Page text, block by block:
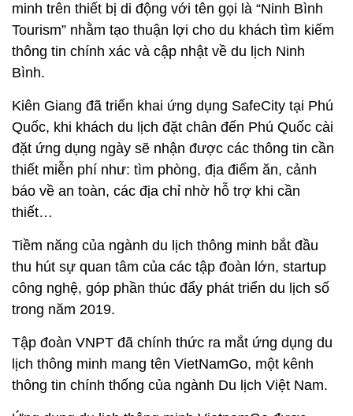
minh trên thiết bị di động với tên gọi là “Ninh Bình
Tourism” nhằm tạo thuận lợi cho du khách tìm kiếm
thông tin chính xác và cập nhật về du lịch Ninh
Bình.
Kiên Giang đã triển khai ứng dụng SafeCity tại Phú
Quốc, khi khách du lịch đặt chân đến Phú Quốc cài
đặt ứng dụng ngày sẽ nhận được các thông tin cần
thiết miễn phí như: tìm phòng, địa điểm ăn, cảnh
báo về an toàn, các địa chỉ nhờ hỗ trợ khi cần
thiết…
Tiềm năng của ngành du lịch thông minh bắt đầu
thu hút sự quan tâm của các tập đoàn lớn, startup
công nghệ, góp phần thúc đẩy phát triển du lịch số
trong năm 2019.
Tập đoàn VNPT đã chính thức ra mắt ứng dụng du
lịch thông minh mang tên VietNamGo, một kênh
thông tin chính thống của ngành Du lịch Việt Nam.